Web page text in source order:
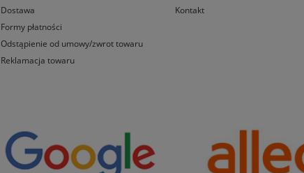
Dostawa
Formy płatności
Odstąpienie od umowy/zwrot towaru
Reklamacja towaru
Kontakt